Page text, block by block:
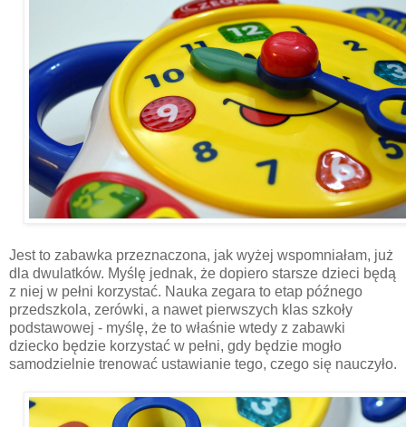
Jest to zabawka przeznaczona, jak wyżej wspomniałam, już
dla dwulatków. Myślę jednak, że dopiero starsze dzieci będą
z niej w pełni korzystać. Nauka zegara to etap późnego
przedszkola, zerówki, a nawet pierwszych klas szkoły
podstawowej - myślę, że to właśnie wtedy z zabawki
dziecko będzie korzystać w pełni, gdy będzie mogło
samodzielnie trenować ustawianie tego, czego się nauczyło.